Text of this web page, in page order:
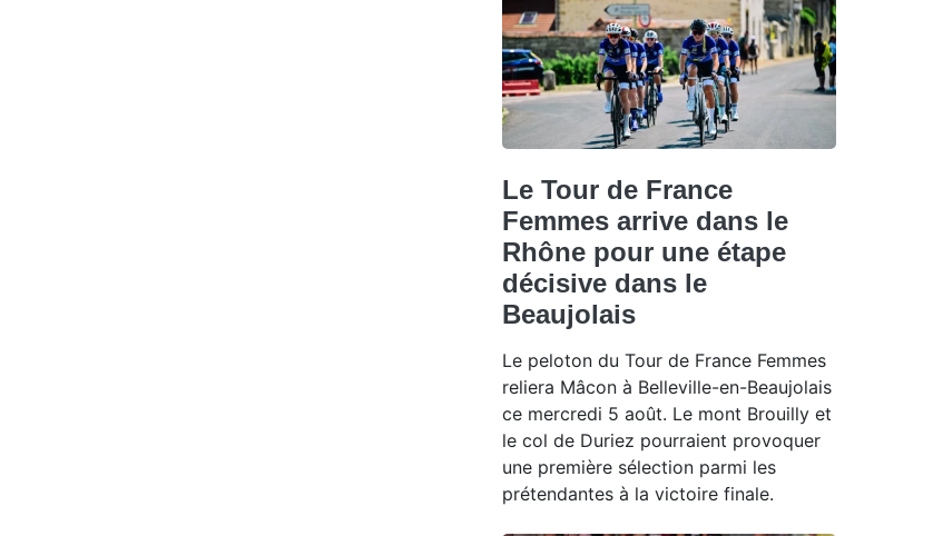
Le Tour de France
Femmes arrive dans le
Rhône pour une étape
décisive dans le
Beaujolais
Le peloton du Tour de France Femmes
reliera Mâcon à Belleville-en-Beaujolais
ce mercredi 5 août. Le mont Brouilly et
le col de Duriez pourraient provoquer
une première sélection parmi les
prétendantes à la victoire finale.